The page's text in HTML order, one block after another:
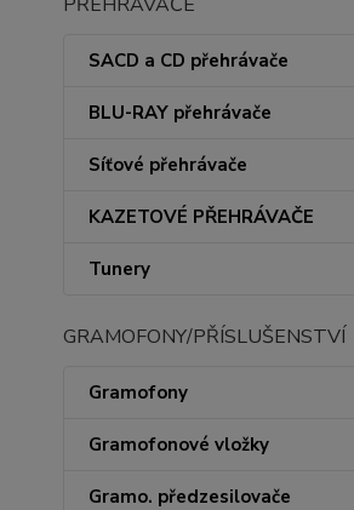
SACD a CD přehrávače
BLU-RAY přehrávače
Síťové přehrávače
KAZETOVÉ PŘEHRÁVAČE
Tunery
GRAMOFONY/PŘÍSLUŠENSTVÍ
Gramofony
Gramofonové vložky
Gramo. předzesilovače